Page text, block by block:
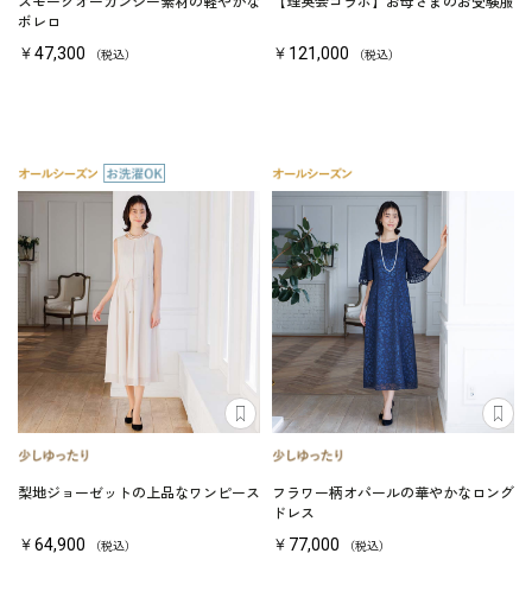
ボレロ
￥47,300 （税込） ￥121,000 （税込）
梨地ジョーゼットの上品なワンピース
￥64,900 （税込）
フラワー柄オパールの華やかなロング
ドレス
￥77,000 （税込）